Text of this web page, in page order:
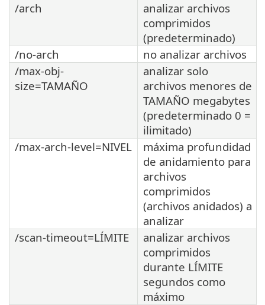
/arch
analizar archivos
comprimidos
(predeterminado)
/no-arch
no analizar archivos
/max-obj-
size=TAMAÑO
analizar solo
archivos menores de
TAMAÑO megabytes
(predeterminado 0 =
ilimitado)
/max-arch-level=NIVEL
máxima profundidad
de anidamiento para
archivos
comprimidos
(archivos anidados) a
analizar
/scan-timeout=LÍMITE
analizar archivos
comprimidos
durante LÍMITE
segundos como
máximo